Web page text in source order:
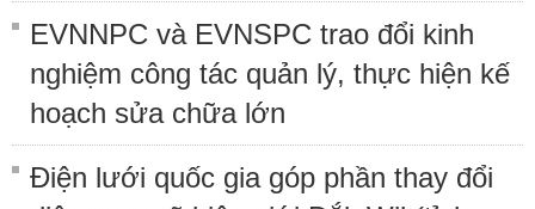
EVNNPC và EVNSPC trao đổi kinh
nghiệm công tác quản lý, thực hiện kế
hoạch sửa chữa lớn
Điện lưới quốc gia góp phần thay đổi